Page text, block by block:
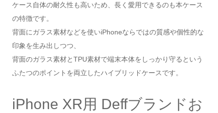
ケース自体の耐久性も高いため、長く愛用できるのも本ケース
の特徴です。
背面にガラス素材などを使いiPhoneならではの質感や個性的な
印象を生み出しつつ、
背面のガラス素材とTPU素材で端末本体をしっかり守るという
ふたつのポイントを両立したハイブリッドケースです。
iPhone XR用 Deffブランドお